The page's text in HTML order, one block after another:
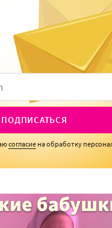
ПОДПИСАТЬСЯ
согласие на обработку